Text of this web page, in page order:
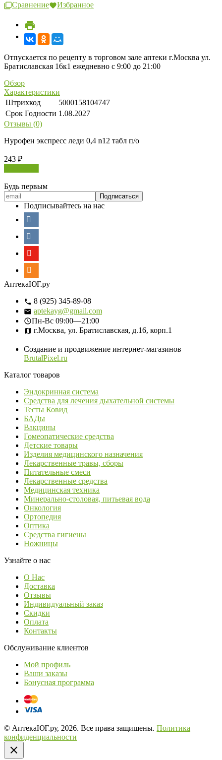
Сравнение Избранное
Отпускается по рецепту в торговом зале аптеки г.Москва ул.
Братиславская 16к1 ежедневно с 9:00 до 21:00
Обзор
Характеристики
Штрихкод
5000158104747
Срок Годности 1.08.2027
Отзывы (0)
Нурофен экспресс леди 0,4 n12 табл п/о
243 ₽
Будь первым
Подписывайтесь на нас
АптекаЮГ.ру
8 (925) 345-89-08
aptekayg@gmail.com
Пн-Вс 09:00—21:00
г.Москва, ул. Братиславская, д.16, корп.1
Создание и продвижение интернет-магазинов
BrutalPixel.ru
Каталог товаров
Эндокринная система
Средства для лечения дыхательной системы
Тесты Ковид
БАДы
Вакцины
Гомеопатические средства
Детские товары
Изделия медицинского назначения
Лекарственные травы, сборы
Питательные смеси
Лекарственные средства
Медицинская техника
Минерально-столовая, питьевая вода
Онкология
Ортопедия
Оптика
Средства гигиены
Ножницы
Узнайте о нас
О Нас
Доставка
Отзывы
Индивидуальный заказ
Скидки
Оплата
Контакты
Обслуживание клиентов
Мой профиль
Ваши заказы
Бонусная программа
© АптекаЮГ.ру, 2026. Все права защищены. Политика
конфиденциальности